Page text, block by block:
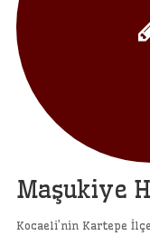
Maşukiye
Kocaeli’nin Kartepe